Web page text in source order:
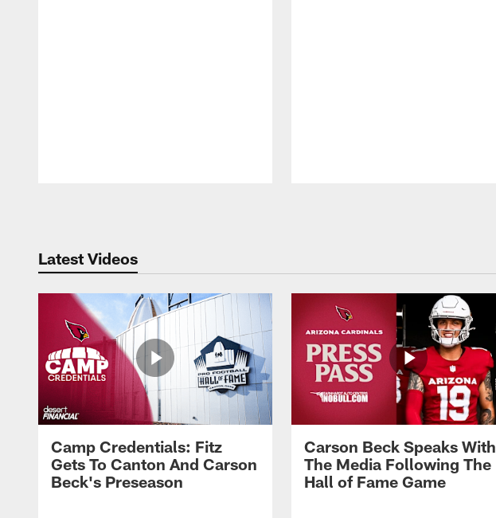
Latest Videos
Camp Credentials: Fitz
Gets To Canton And Carson
Beck's Preseason
Carson Beck Speaks With
The Media Following The
Hall of Fame Game